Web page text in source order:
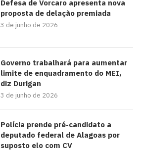
Defesa de Vorcaro apresenta nova
proposta de delação premiada
3 de junho de 2026
Governo trabalhará para aumentar
limite de enquadramento do MEI,
diz Durigan
3 de junho de 2026
Polícia prende pré-candidato a
deputado federal de Alagoas por
suposto elo com CV